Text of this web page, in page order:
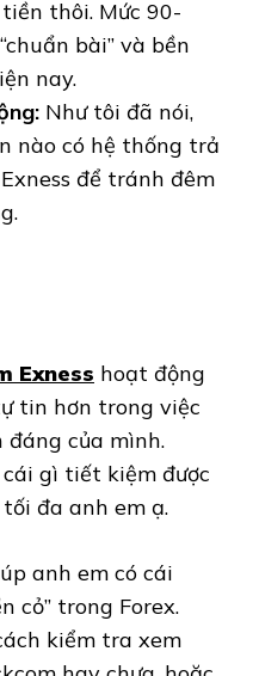
thôi. Mức 90-
bài” và bền
nay.
Như tôi đã nói,
nào có hệ thống trả
để tránh đêm
Exness hoạt động
tin hơn trong việc
của mình.
gì tiết kiệm được
đa anh em ạ.
anh em có cái
cỏ” trong Forex.
kiểm tra xem